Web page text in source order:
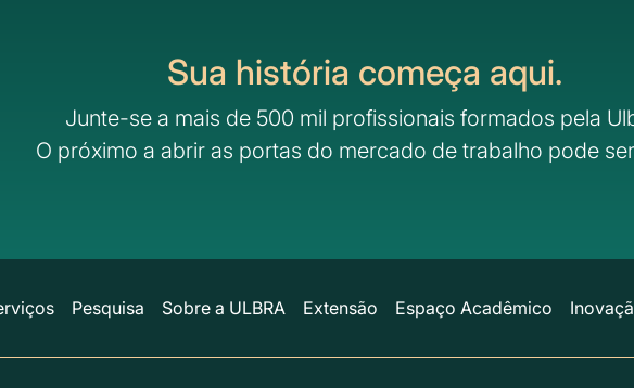
Sua história começa aqui.
Junte-se a mais de 500 mil profissionais formados pela
O próximo a abrir as portas do mercado de trabalho pode
Pesquisa Sobre a ULBRA Extensão Espaço Acadêmico